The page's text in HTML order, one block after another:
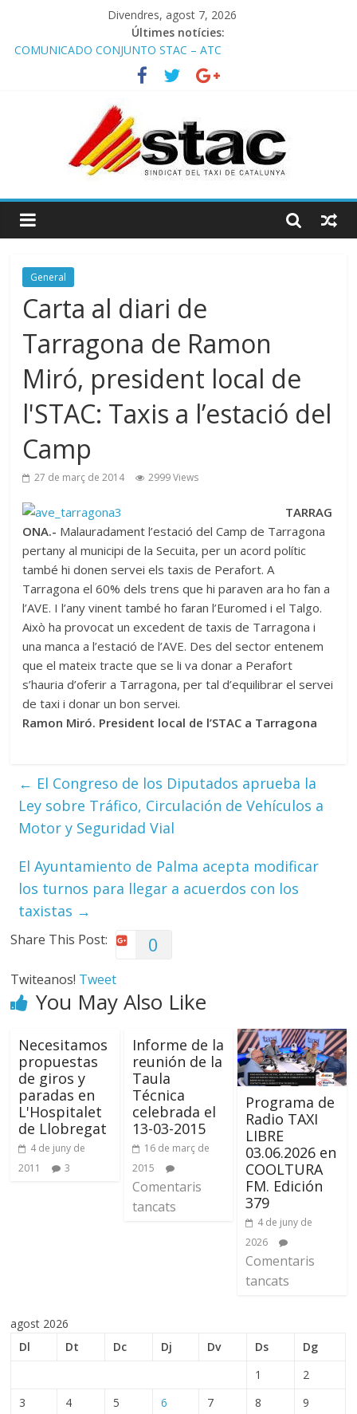
Divendres, agost 7, 2026
Últimes notícies:
COMUNICADO CONJUNTO STAC – ATC
Comunicado STAC/ ATC de la reunión con los Mossos d
‘Esquadra del aeropuerto de Barcelona.
Programa de Radio TAXI LIBRE 29.07.2026 en COOLTURA FM.
STAC/ATC SOLICITAN TAULA TÈCNICA PARA MEJORAR LA
OPERATIVA DE ENTRADA EN EL PUERTO DE BARCELONA.
Programa de Radio TAXI LIBRE 22.07.2026 en COOLTURA FM.
General
Carta al diari de
Tarragona de Ramon
Miró, president local de
l'STAC: Taxis a l’estació del
Camp
27 de març de 2014 2999 Views
TARRAG
ONA.- Malauradament l’estació del Camp de Tarragona
pertany al municipi de la Secuita, per un acord polític
també hi donen servei els taxis de Perafort. A
Tarragona el 60% dels trens que hi paraven ara ho fan a
l’AVE. I l’any vinent també ho faran l’Euromed i el Talgo.
Això ha provocat un excedent de taxis de Tarragona i
una manca a l’estació de l’AVE. Des del sector entenem
que el mateix tracte que se li va donar a Perafort
s’hauria d’oferir a Tarragona, per tal d’equilibrar el servei
de taxi i donar un bon servei.
Ramon Miró. President local de l’STAC a Tarragona
← El Congreso de los Diputados aprueba la
Ley sobre Tráfico, Circulación de Vehículos a
Motor y Seguridad Vial
El Ayuntamiento de Palma acepta modificar
los turnos para llegar a acuerdos con los
taxistas →
Share This Post: 0
Twiteanos! Tweet
You May Also Like
Necesitamos
propuestas
de giros y
paradas en
L'Hospitalet
de Llobregat
4 de juny de
2011
3
Informe de la
reunión de la
Taula
Técnica
celebrada el
13-03-2015
16 de març de
2015
Comentaris
tancats
Programa de
Radio TAXI
LIBRE
03.06.2026 en
COOLTURA
FM. Edición
379
4 de juny de
2026
Comentaris
tancats
agost 2026
Dl
Dt Dc Dj Dv Ds
Dg
1
2
3
4 5 6 7 8
9